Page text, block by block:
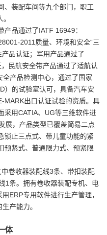
、装配车间等九个部门，职工
品通过了IATF 16949：
2011质量、环境和安全“三
品认证；军用产品通过了
民航安全带产品通过了适航认
产品检测中心，通过了国家
）的试验室认可，具备汽车安
MARK出口认证试验的资质。具
采用CATIA、UG等三维软件进
展，产品类型已覆盖简易二点
锁止三点式、带儿童功能的紧
预紧式、普通限力式、预紧限
卷收器装配线3条、带扣装配
1条。拥有卷收器装配专机、电
ERP专用软件进行生产管理，
产能力。
体